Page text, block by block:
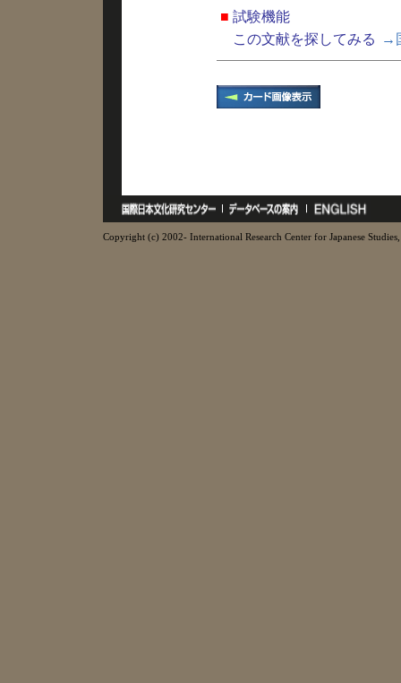
■ 試験機能
この文献を探してみる
→
Copyright (c) 2002- International Research Center for Japanese